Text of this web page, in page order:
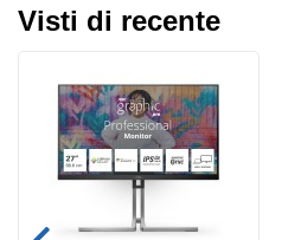
Visti di recente